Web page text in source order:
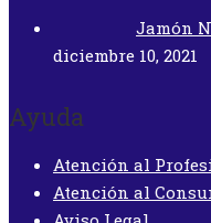
Jamón
diciembre 10, 2021
Ayuda
Atención al
Atención al